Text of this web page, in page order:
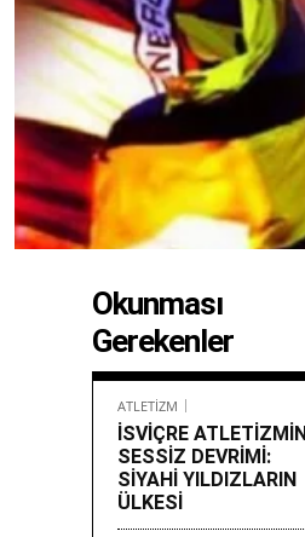
Okunması
Gerekenler
ATLETİZM
İSVİÇRE
SESSİZ DEVRİMİ:
SİYAHİ YILDIZLARIN
ÜLKESİ